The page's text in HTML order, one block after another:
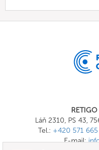
Láň 2310, PS 43,
Tel.: +420 571 665
E-mail: